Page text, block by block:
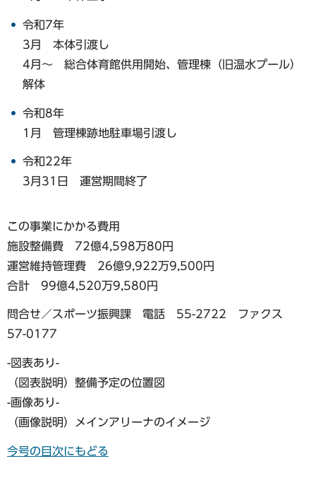
令和7年
3月 本体引渡し
4月～ 総合体育館供用開始、管理棟（旧温水プール）
解体
令和8年
1月 管理棟跡地駐車場引渡し
令和22年
3月31日 運営期間終了
この事業にかかる費用
施設整備費 72億4,598万80円
運営維持管理費 26億9,922万9,500円
合計 99億4,520万9,580円
問合せ／スポーツ振興課 電話 55-2722 ファクス
57-0177
-図表あり-
（図表説明）整備予定の位置図
-画像あり-
（画像説明）メインアリーナのイメージ
今号の目次にもどる